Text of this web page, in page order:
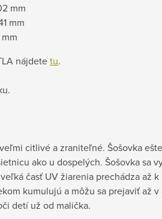
mm
mm
nájdetetu.
citlivé a zraniteľné. Šošovka
ako u dospelých. Šošovka sa
časť UV žiarenia prechádza až
kumulujú a môžu sa prejaviť až
detí už od malička.